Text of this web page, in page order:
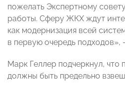
пожелать Экспертному
работы. Сферу ЖКХ ждут
как модернизация всей
в первую очередь подходов»,
Марк Геллер подчеркнул,
должны быть предельно